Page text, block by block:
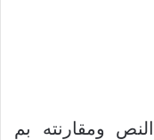
ومقارنته بم